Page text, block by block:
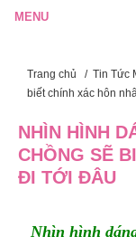
Trang chủ / Tin Tức
biết chính xác hôn
NHÌN HÌNH
CHỒNG SẼ
ĐI TỚI ĐÂU
Nhìn hình